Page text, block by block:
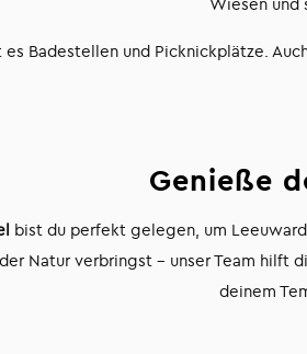
Badestellen und Picknickplätze.
Genieße
bist du perfekt gelegen, um
Natur verbringst – unser Team hilft
deinem